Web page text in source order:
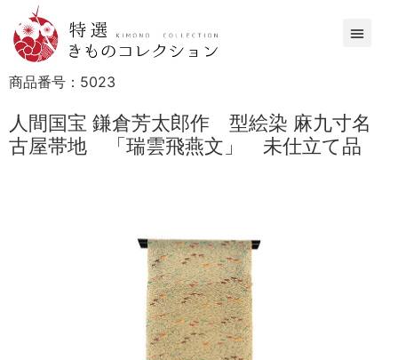
商品番号： 5023
人間国宝 鎌倉芳太郎作 型絵染 麻九寸名
古屋帯地 「瑞雲飛燕文」 未仕立て品